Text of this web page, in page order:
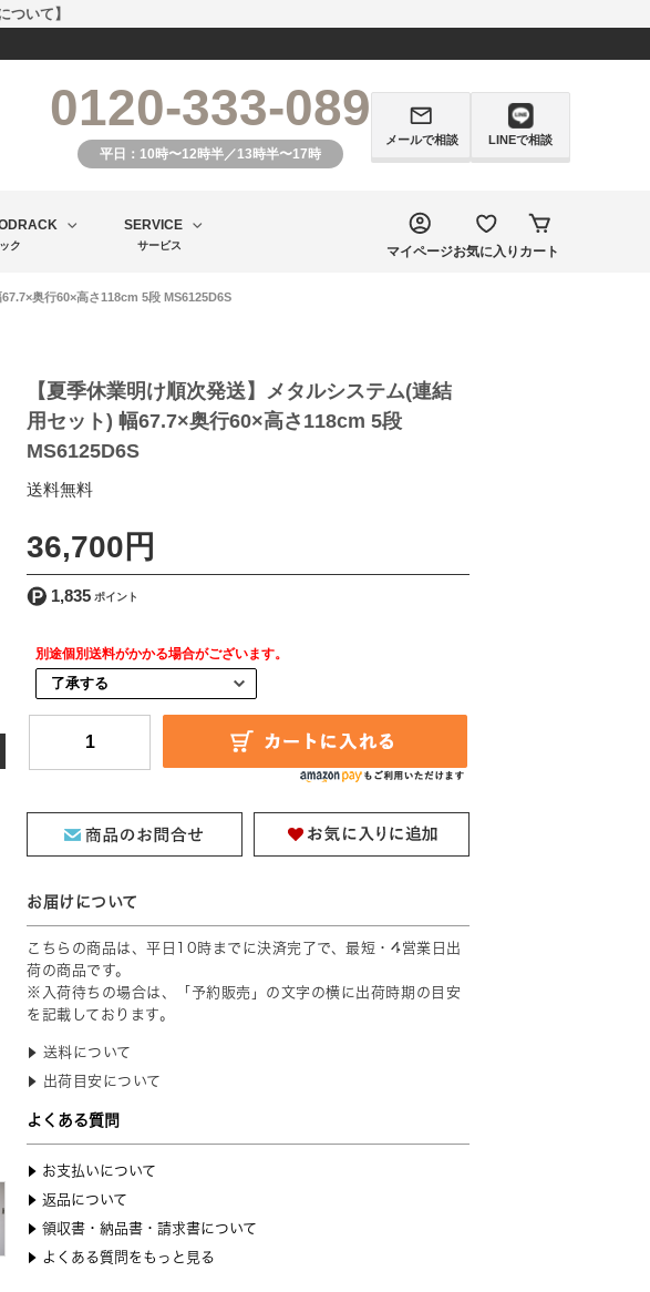
ついて】
0120-333-089
平日：10時〜12時半／13時半〜17時
メールで相談 LINEで相談
ク
SERVICE
サービス マイページお気に入り カート
奥行60×高さ118cm 5段 MS6125D6S
【夏季休業明け順次発送】メタルシステム(連結
用セット) 幅67.7×奥行60×高さ118cm 5段
MS6125D6S
36,700円
1,835
[ 送料込 ]
別途個別送料がかかる場合がございます。